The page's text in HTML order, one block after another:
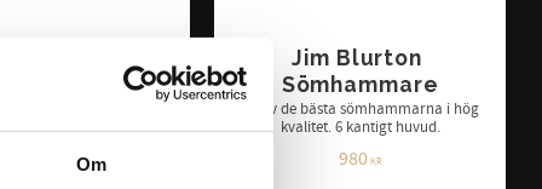
Om
med utmärkt hållbarhet
Magnet i skaftet. Finns i
Jim Blurton
Sömhammare
En av de bästa sömhammarna i hög
kvalitet. 6 kantigt huvud.
980KR